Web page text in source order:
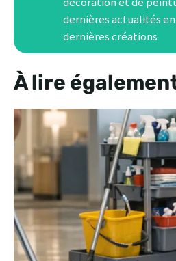
dernières actualités
dernières créations
À lire